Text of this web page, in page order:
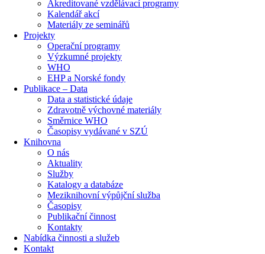
Akreditované vzdělávací programy
Kalendář akcí
Materiály ze seminářů
Projekty
Operační programy
Výzkumné projekty
WHO
EHP a Norské fondy
Publikace – Data
Data a statistické údaje
Zdravotně výchovné materiály
Směrnice WHO
Časopisy vydávané v SZÚ
Knihovna
O nás
Aktuality
Služby
Katalogy a databáze
Meziknihovní výpůjční služba
Časopisy
Publikační činnost
Kontakty
Nabídka činnosti a služeb
Kontakt